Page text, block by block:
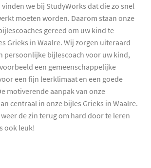
we bij StudyWorks dat die zo snel
moeten worden. Daarom staan onze
gereed om uw kind te
Grieks in Waalre. Wij zorgen uiteraard
persoonlijke bijlescoach voor uw kind,
een gemeenschappelijke
een fijn leerklimaat en een goede
motiverende aanpak van onze
centraal in onze bijles Grieks in Waalre.
de zin terug om hard door te leren
ook leuk!